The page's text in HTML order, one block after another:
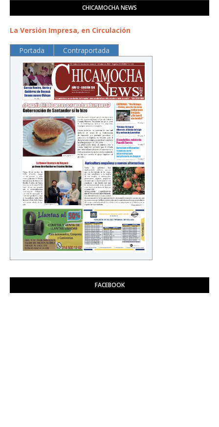
CHICAMOCHA NEWS
La Versión Impresa, en Circulación
Portada Contraportada
FACEBOOK